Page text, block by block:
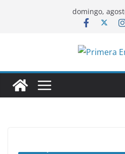
domingo,